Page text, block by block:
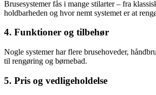
Brusesystemer fås i mange stilarter – fra
holdbarheden og hvor nemt systemet er at
4. Funktioner og tilbehør
Nogle systemer har flere brusehoveder,
til rengøring og børnebad.
5. Pris og vedligeholdelse